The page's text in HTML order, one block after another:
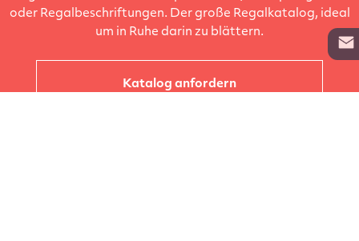
oder Regalbeschriftungen. Der große Regalkatalog, ideal
um in Ruhe darin zu blättern.
Katalog anfordern